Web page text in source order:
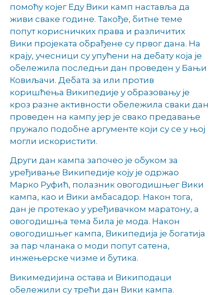
помоћу којег Еду Вики камп наставља да
живи сваке године. Такође, битне теме
попут корисничких права и различитих
Вики пројеката обрађене су првог дана. На
крају, учесници су упућени на дебату која је
обележила последњи дан проведен у Бањи
Ковиљачи. Дебата за или против
коришћења Википедије у образовању је
кроз разне активности обележила сваки дан
проведен на кампу јер је свако предавање
пружало подобне аргументе који су се у њој
могли искористити.
Други дан кампа започео је обуком за
уређивање Википедије коју је одржао
Марко Руфић, полазник овогодишњег Вики
кампа, као и Вики амбасадор. Након тога,
дан је протекао у уређивачком маратону, а
овогодишња тема била је мода. Након
овогодишњег кампа, Википедија је богатија
за пар чланака о моди попут сатена,
инжењерске чизме и бутика.
Викимедијина остава и Википодаци
обележили су трећи дан Вики кампа.